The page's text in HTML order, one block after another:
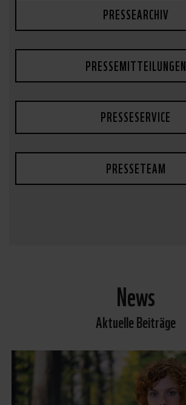
PRESSEARCHIV
PRESSEMITTEILUNGEN
PRESSESERVICE
PRESSETEAM
News
Aktuelle Beiträge